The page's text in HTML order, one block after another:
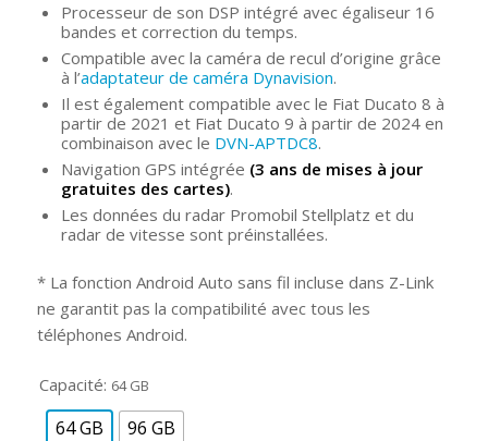
Processeur de son DSP intégré avec égaliseur 16
bandes et correction du temps.
Compatible avec la caméra de recul d’origine grâce
à l’adaptateur de caméra Dynavision.
Il est également compatible avec le Fiat Ducato 8 à
partir de 2021 et Fiat Ducato 9 à partir de 2024 en
combinaison avec le DVN-APTDC8.
Navigation GPS intégrée (3 ans de mises à jour
gratuites des cartes).
Les données du radar Promobil Stellplatz et du
radar de vitesse sont préinstallées.
* La fonction Android Auto sans fil incluse dans Z-Link
ne garantit pas la compatibilité avec tous les
téléphones Android.
Capacité: 64 GB
64 GB 96 GB